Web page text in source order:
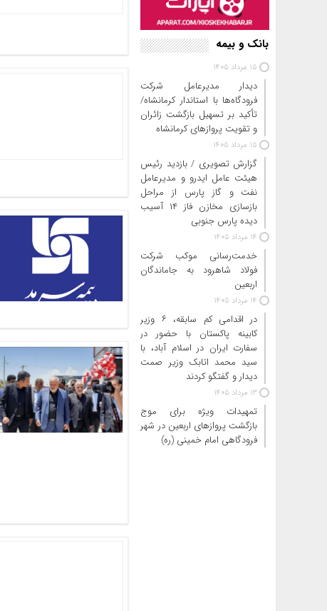
بانک و بیمه
15 مرداد 1405
دیدار مدیرعامل شرکت
فرودگاه‌ها با استاندار کرمانشاه/
تأکید بر تسهیل بازگشت زائران
و تقویت پروازهای کرمانشاه
15 مرداد 1405
گزارش تصویری / بازدید رئیس
هیئت عامل ایدرو و مدیرعامل
نفت و گاز پارس از مراحل
بازسازی مخازن فاز ۱۴ آسیب
دیده پارس جنوبی
14 مرداد 1405
خدمت‌رسانی موکب شرکت
فولاد شاهرود به جاماندگان
اربعین
14 مرداد 1405
در اقدامی کم سابقه، ۶ وزیر
کابینه پاکستان با حضور در
سفارت ایران در اسلام آباد، با
سید محمد اتابک وزیر صمت
دیدار و گفتگو کردند
13 مرداد 1405
تمهیدات ویژه برای موج
بازگشت پروازهای اربعین در شهر
فرودگاهی امام خمینی (ره)